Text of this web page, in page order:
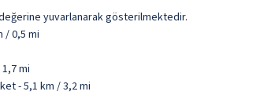
yuvarlanarak gösterilmektedir.
/ 0,5 mi
mi
- 5,1 km / 3,2 mi